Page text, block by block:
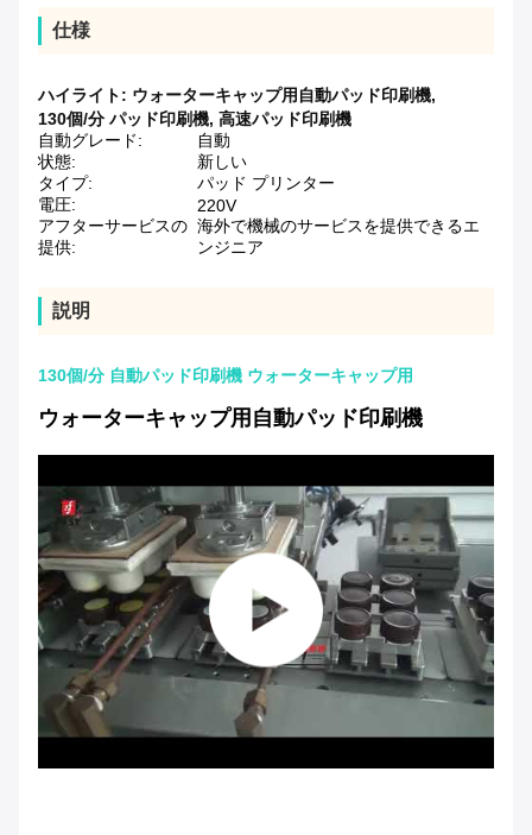
仕様
ハイライト: ウォーターキャップ用自動パッド印刷機,
130個/分 パッド印刷機, 高速パッド印刷機
自動グレード:
自動
状態:
新しい
タイプ:
パッド プリンター
電圧:
220V
アフターサービスの
提供:
海外で機械のサービスを提供できるエ
ンジニア
説明
130個/分 自動パッド印刷機 ウォーターキャップ用
ウォーターキャップ用自動パッド印刷機